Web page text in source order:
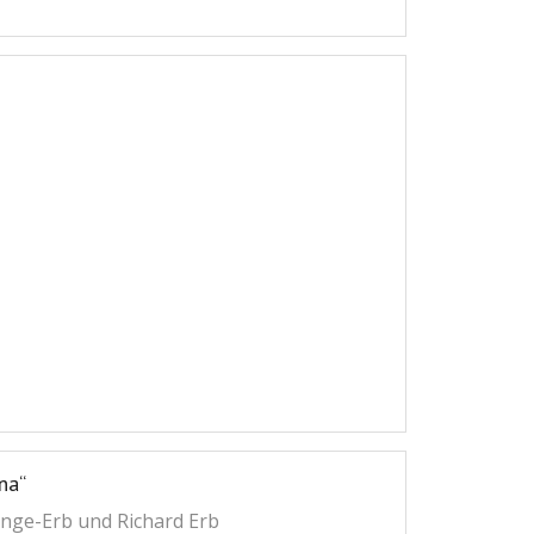
Erb und Richard Erb